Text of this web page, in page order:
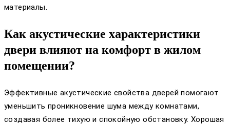
материалы.
Как акустические характеристики
двери влияют на комфорт в жилом
помещении?
Эффективные акустические свойства дверей помогают
уменьшить проникновение шума между комнатами,
создавая более тихую и спокойную обстановку. Хорошая